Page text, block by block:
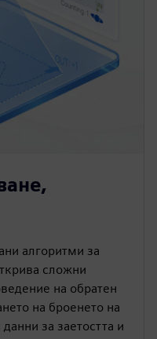
алгоритми за
сложни
на обратен
на броенето на
за заетостта и